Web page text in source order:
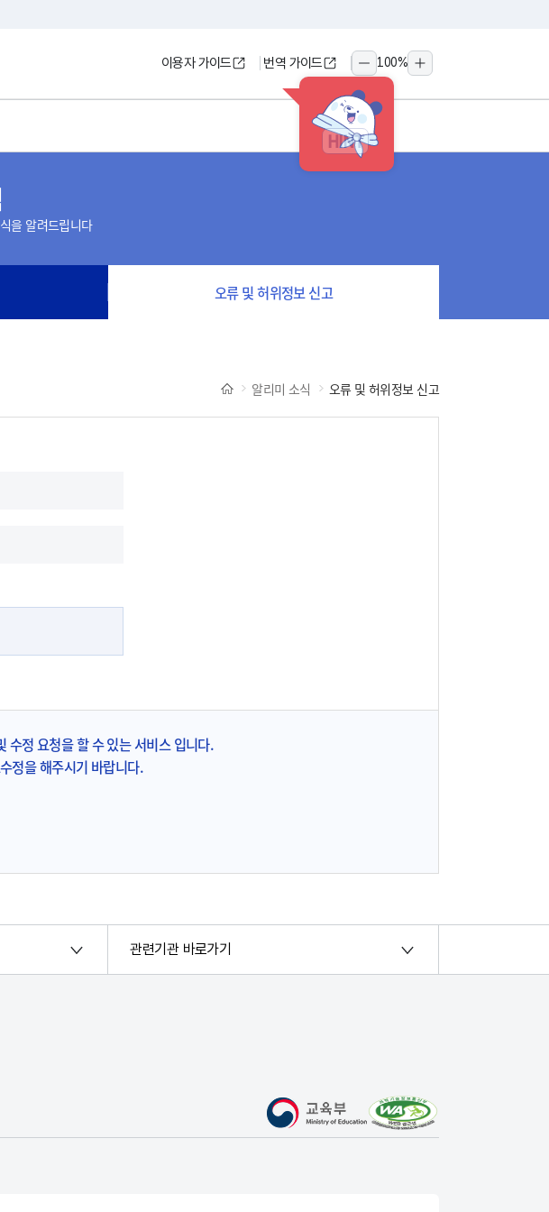
이용자 가이드 번역 가이드
축소
100%
확대
을 알려드립니다
오류 및 허위정보 신고
알리미 소식 오류 및 허위정보 신고
수정 요청을 할 수 있는 서비스 입니다.
정을 해주시기 바랍니다.
HINT
관련기관 바로가기